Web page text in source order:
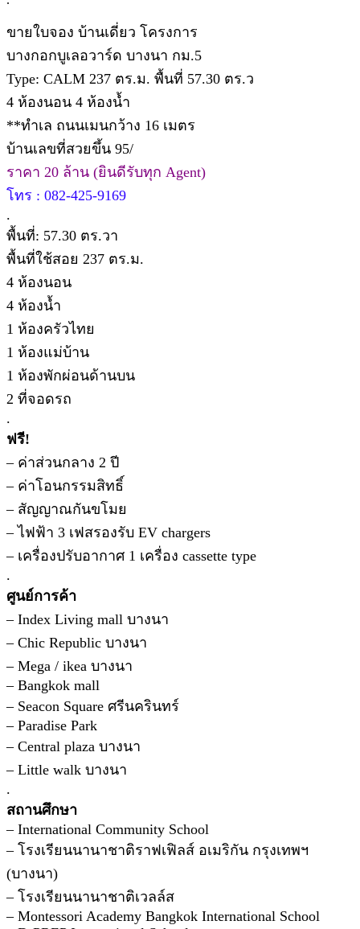
ขายใบจอง บ้านเดี่ยว โครงการ
บางกอกบูเลอวาร์ด บางนา กม.5
Type: CALM 237 ตร.ม. พื้นที่ 57.30 ตร.ว
4 ห้องนอน 4 ห้องน้ำ
**ทำเล ถนนเมนกว้าง 16 เมตร
บ้านเลขที่สวยขึ้น 95/
ราคา 20 ล้าน (ยินดีรับทุก Agent)
โทร : 082-425-9169
.
พื้นที่: 57.30 ตร.วา
พื้นที่ใช้สอย 237 ตร.ม.
4 ห้องนอน
4 ห้องน้ำ
1 ห้องครัวไทย
1 ห้องแม่บ้าน
1 ห้องพักผ่อนด้านบน
2 ที่จอดรถ
.
ฟรี!
– ค่าส่วนกลาง 2 ปี
– ค่าโอนกรรมสิทธิ์
– สัญญาณกันขโมย
– ไฟฟ้า 3 เฟสรองรับ EV chargers
– เครื่องปรับอากาศ 1 เครื่อง cassette type
.
ศูนย์การค้า
– Index Living mall บางนา
– Chic Republic บางนา
– Mega / ikea บางนา
– Bangkok mall
– Seacon Square ศรีนครินทร์
– Paradise Park
– Central plaza บางนา
– Little walk บางนา
.
สถานศึกษา
– International Community School
– โรงเรียนนานาชาติราฟเฟิลส์ อเมริกัน กรุงเทพฯ
(บางนา)
– โรงเรียนนานาชาติเวลล์ส
– Montessori Academy Bangkok International School